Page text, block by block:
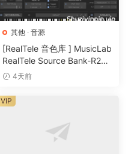
其他 · 音源
[RealTele 音色库 ] MusicLab
RealTele Source Bank-R2R
[WiN]（3.13GB）
4天前
VIP